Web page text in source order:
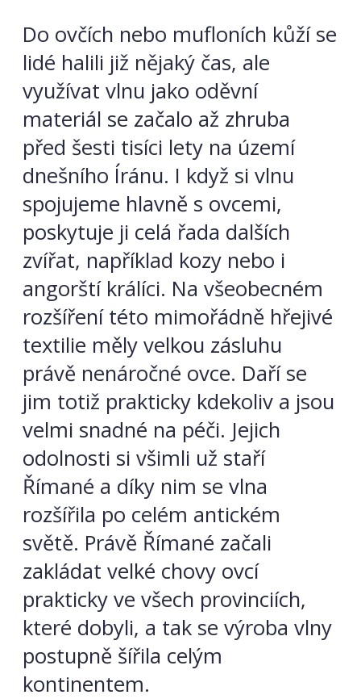
Do ovčích nebo mufloních kůží se
lidé halili již nějaký čas, ale
využívat vlnu jako oděvní
materiál se začalo až zhruba
před šesti tisíci lety na území
dnešního Íránu. I když si vlnu
spojujeme hlavně s ovcemi,
poskytuje ji celá řada dalších
zvířat, například kozy nebo i
angorští králíci. Na všeobecném
rozšíření této mimořádně hřejivé
textilie měly velkou zásluhu
právě nenáročné ovce. Daří se
jim totiž prakticky kdekoliv a jsou
velmi snadné na péči. Jejich
odolnosti si všimli už staří
Římané a díky nim se vlna
rozšířila po celém antickém
světě. Právě Římané začali
zakládat velké chovy ovcí
prakticky ve všech provinciích,
které dobyli, a tak se výroba vlny
postupně šířila celým
kontinentem.